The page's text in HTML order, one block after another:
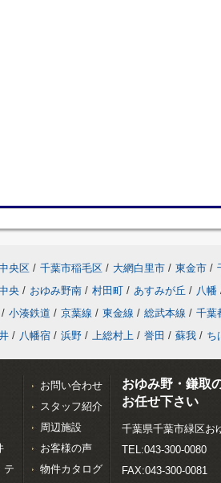
央区 / 千葉市稲毛区 / 大網白里市 / 東金市 /
央 / おゆみ野南 / 村田町 / あすみが丘 / 八幡
/ 小湊鉄道 / 京葉線 / 東金線 / 総武本線 / 千葉
/ 八幡宿 / 浜野 / 上総村上 / 誉田 / 蘇我 / ち
テ
お問い合わせ
スタッフ紹介
周辺施設
お客様の声
物件カタログ
おゆみ野・鎌取
お任せ下さい
千葉県千葉市緑区お
TEL:043-300-0080
FAX:043-300-0081